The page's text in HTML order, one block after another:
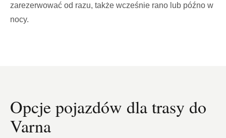
zarezerwować od razu, także wcześnie rano lub późno w
nocy.
Opcje pojazdów dla trasy do
Varna